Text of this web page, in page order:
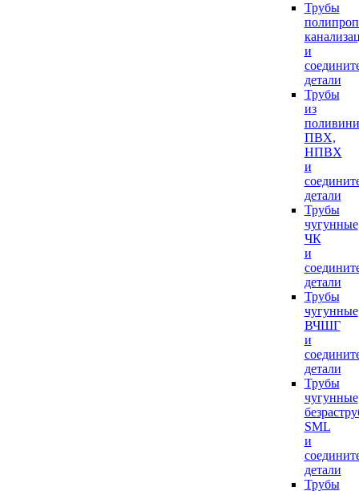
Трубы
и
детали
Трубы
из
ПВХ,
НПВХ
и
детали
Трубы
чугунные
ЧК
и
детали
Трубы
чугунные
ВЧШГ
и
детали
Трубы
чугунные
SML
и
детали
Трубы